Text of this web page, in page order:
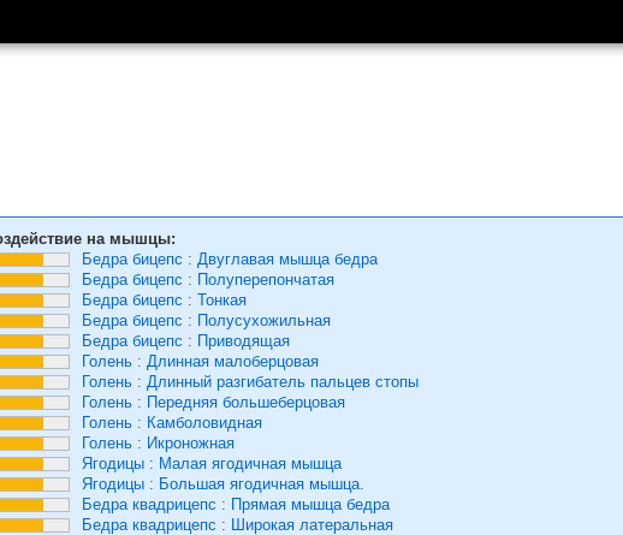
на мышцы:
Бедра бицепс : Двуглавая мышца бедра
Бедра бицепс : Полуперепончатая
Бедра бицепс : Тонкая
Бедра бицепс : Полусухожильная
Бедра бицепс : Приводящая
Голень : Длинная малоберцовая
Голень : Длинный разгибатель пальцев стопы
Голень : Передняя большеберцовая
Голень : Камболовидная
Голень : Икроножная
Ягодицы : Малая ягодичная мышца
Ягодицы : Большая ягодичная мышца.
Бедра квадрицепс : Прямая мышца бедра
Бедра квадрицепс : Широкая латеральная